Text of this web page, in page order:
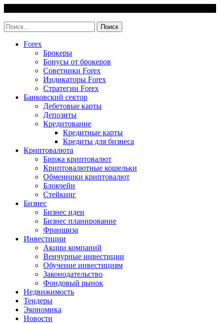
content
Найти:
Forex
Брокеры
Бонусы от брокеров
Советники Forex
Индикаторы Forex
Стратегии Forex
Банковский сектор
Дебетовые карты
Депозиты
Кредитование
Кредитные карты
Кредиты для бизнеса
Криптовалюта
Биржа криптовалют
Криптовалютные кошельки
Обменники криптовалют
Блокчейн
Стейкинг
Бизнес
Бизнес идеи
Бизнес планирование
Франшиза
Инвестиции
Акции компаний
Венчурные инвестиции
Обучение инвестициям
Законодательство
Фондовый рынок
Недвижимость
Тендеры
Экономика
Новости